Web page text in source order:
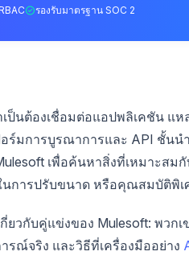
รองรับมาตรฐาน SOC 2
ป็นต้องเชื่อมต่อแอปพลิเคชัน แ
ร์มการบูรณาการและ API ชั้นน
เพื่อค้นหาสิ่งที่เหมาะสม
นการปรับขนาด หรือคุณสมบัติพิเ
วกับคู่แข่งของ Mulesoft: พวกเ
ณ์จริง และวิธีที่เครื่องมืออย่าง